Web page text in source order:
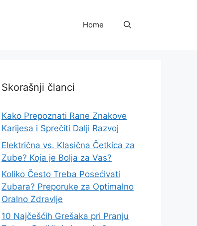
Home
Skorašnji članci
Kako Prepoznati Rane Znakove
Karijesa i Sprečiti Dalji Razvoj
Električna vs. Klasična Četkica za
Zube? Koja je Bolja za Vas?
Koliko Često Treba Posećivati
Zubara? Preporuke za Optimalno
Oralno Zdravlje
10 Najčešćih Grešaka pri Pranju